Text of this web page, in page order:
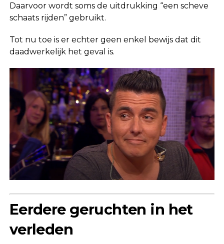
Daarvoor wordt soms de uitdrukking “een scheve
schaats rijden” gebruikt.
Tot nu toe is er echter geen enkel bewijs dat dit
daadwerkelijk het geval is.
Eerdere geruchten in het
verleden